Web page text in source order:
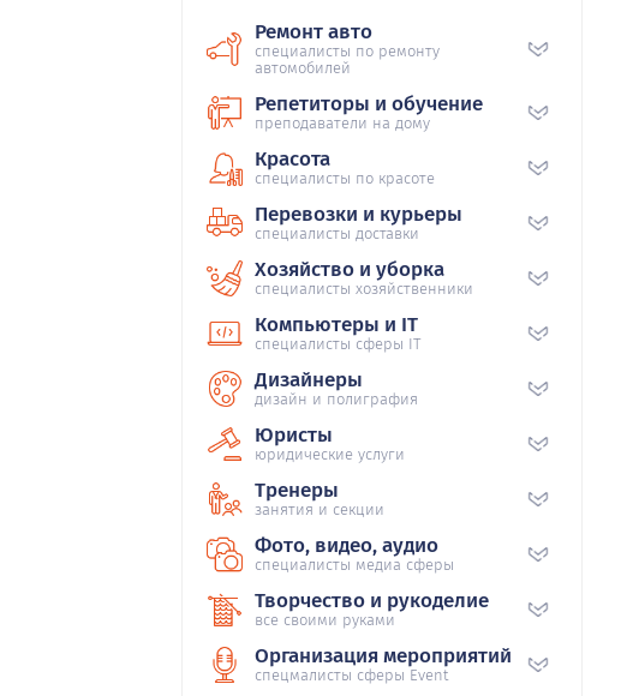
Ремонт авто
специалисты по ремонту
автомобилей
Репетиторы и обучение
преподаватели на дому
Красота
специалисты по красоте
Перевозки и курьеры
специалисты доставки
Хозяйство и уборка
специалисты хозяйственники
Компьютеры и IT
специалисты сферы IT
Дизайнеры
дизайн и полиграфия
Юристы
юридические услуги
Тренеры
занятия и секции
Фото, видео, аудио
специалисты медиа сферы
Творчество и рукоделие
все своими руками
Организация мероприятий
спецмалисты сферы Event